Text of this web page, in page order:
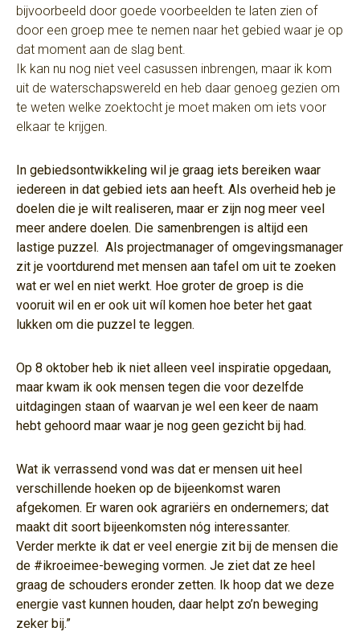
bijvoorbeeld door goede voorbeelden te laten zien of
door een groep mee te nemen naar het gebied waar je op
dat moment aan de slag bent.
Ik kan nu nog niet veel casussen inbrengen, maar ik kom
uit de waterschapswereld en heb daar genoeg gezien om
te weten welke zoektocht je moet maken om iets voor
elkaar te krijgen.
In gebiedsontwikkeling wil je graag iets bereiken waar
iedereen in dat gebied iets aan heeft. Als overheid heb je
doelen die je wilt realiseren, maar er zijn nog meer veel
meer andere doelen. Die samenbrengen is altijd een
lastige puzzel. Als projectmanager of omgevingsmanager
zit je voortdurend met mensen aan tafel om uit te zoeken
wat er wel en niet werkt. Hoe groter de groep is die
vooruit wil en er ook uit wíl komen hoe beter het gaat
lukken om die puzzel te leggen.
Op 8 oktober heb ik niet alleen veel inspiratie opgedaan,
maar kwam ik ook mensen tegen die voor dezelfde
uitdagingen staan of waarvan je wel een keer de naam
hebt gehoord maar waar je nog geen gezicht bij had.
Wat ik verrassend vond was dat er mensen uit heel
verschillende hoeken op de bijeenkomst waren
afgekomen. Er waren ook agrariërs en ondernemers; dat
maakt dit soort bijeenkomsten nóg interessanter.
Verder merkte ik dat er veel energie zit bij de mensen die
de #ikroeimee-beweging vormen. Je ziet dat ze heel
graag de schouders eronder zetten. Ik hoop dat we deze
energie vast kunnen houden, daar helpt zo’n beweging
zeker bij.”